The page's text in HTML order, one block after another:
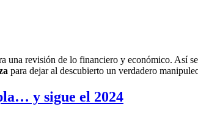
revisión de lo financiero y económico. Así
para dejar al descubierto un verdadero
y sigue el 2024